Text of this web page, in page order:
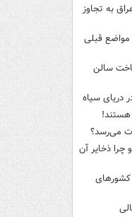
به تجاوز
مواضع قبلی
سالن
دریای سیاه
هستند!
می‌رسد؟
ذخایر آن